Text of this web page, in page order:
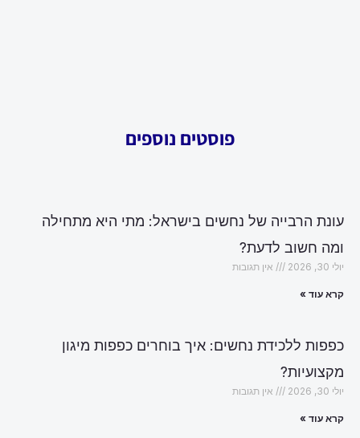
פוסטים נוספים
עונת הרבייה של נחשים בישראל: מתי היא מתחילה
ומה חשוב לדעת?
יולי 30, 2026 אין תגובות
קרא עוד »
כפפות ללכידת נחשים: איך בוחרים כפפות מיגון
מקצועיות?
יולי 30, 2026 אין תגובות
קרא עוד »